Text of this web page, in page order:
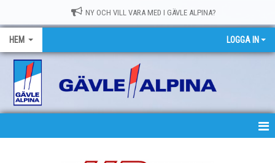
NY OCH VILL VARA MED I GÄVLE ALPINA?
HEM LOGGA IN